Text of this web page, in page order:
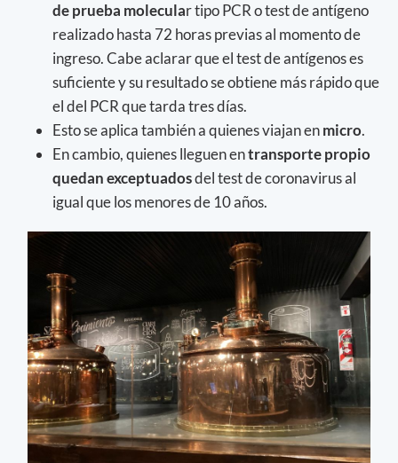
de prueba molecular tipo PCR o test de antígeno
realizado hasta 72 horas previas al momento de
ingreso. Cabe aclarar que el test de antígenos es
suficiente y su resultado se obtiene más rápido que
el del PCR que tarda tres días.
Esto se aplica también a quienes viajan enmicro.
En cambio, quienes lleguen entransporte propio
quedan exceptuadosdel test de coronavirus al
igual que los menores de 10 años.